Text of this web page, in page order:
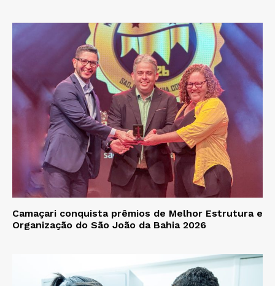
Camaçari conquista prêmios de Melhor Estrutura e
Organização do São João da Bahia 2026